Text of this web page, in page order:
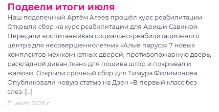
Подвели итоги июля
Наш подопечный Артём Агеев прошёл курс реабилитации.
Открыли сбор на курс реабилитации для Ариши Савиной.
Передали воспитанникам социально-реабилитационного
центра для несовершеннолетних «Алые паруса» 7 новых
комплектов межкомнатных дверей, противопожарную дверь,
раскладной диван,ткань для пошива штор и покрывал и
жалюзи. Открыли срочный сбор для Тимура Филимонова.
Опубликовали новую статью на Дзен «В первый класс без
слез: […]
31 июля 2026 г.